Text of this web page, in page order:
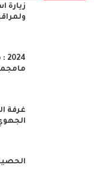
زيارة
مامجموعه
غرفة